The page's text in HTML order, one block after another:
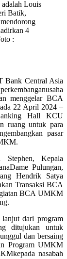
Louis
Batik,
4
:
Bank Central Asia
menggelar BCA
22 April 2024 –
Hall KCU
ruang untuk para
pasar
Kepala
Pulungan,
Hendrik Satya
Transaksi BCA
BCA UMKM
dari program
ditujukan untuk
dan bersaing
Program UMKM
nasabah